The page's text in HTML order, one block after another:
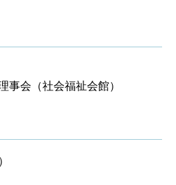
事会（社会福祉会館）